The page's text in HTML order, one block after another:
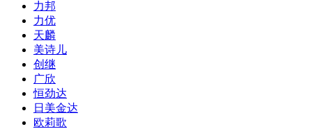
力邦
力优
天麟
美诗儿
创继
广欣
恒劲达
日美金达
欧莉歌